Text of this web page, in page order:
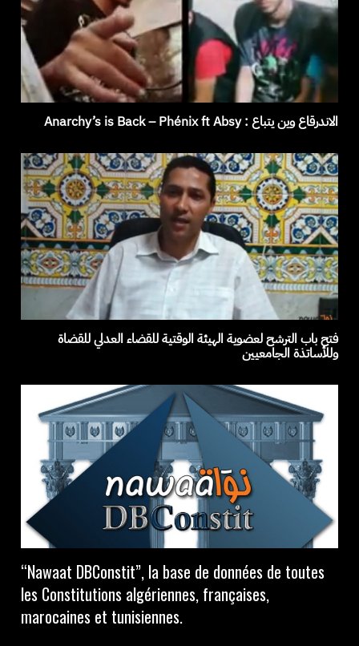
الاندرقاع وين يتباع ‏: Anarchy’s is Back – Phénix ft Absy
فتح باب الترشح لعضوية الهيئة الوقتية للقضاء العدلي للقضاة
وللأساتذة الجامعيين
“Nawaat DBConstit”, la base de données de toutes
les Constitutions algériennes, françaises,
marocaines et tunisiennes.